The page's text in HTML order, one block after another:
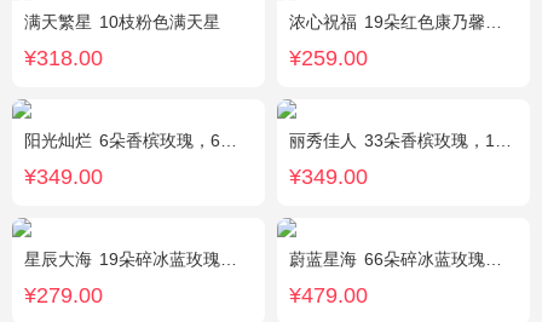
满天繁星 10枝粉色满天星
¥318.00
浓心祝福 19朵红色康乃馨，2支多头粉百合，绿叶搭配
¥259.00
阳光灿烂 6朵香槟玫瑰，6朵粉玫瑰，3朵向日葵，2枝多头白百合，1枝多头粉百合，绿叶
¥349.00
丽秀佳人 33朵香槟玫瑰，1条灯带，桔梗、绿叶搭配
¥349.00
星辰大海 19朵碎冰蓝玫瑰，尤加利绿叶搭配
¥279.00
蔚蓝星海 66朵碎冰蓝玫瑰，外围满天星环绕
¥479.00